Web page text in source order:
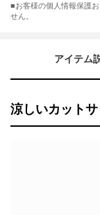
■お客様の個人情報保護
せん。
アイテム
涼しいカット